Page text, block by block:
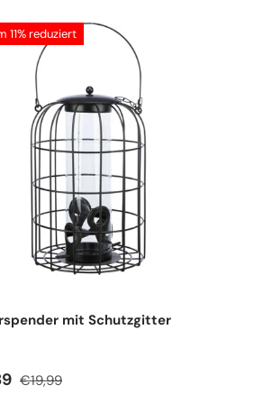
11% reduziert
mit Schutzgitter
Normaler Preis
€19,99